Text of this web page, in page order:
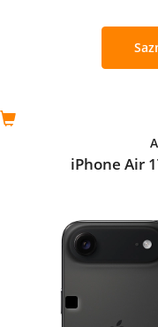
iPhone Air